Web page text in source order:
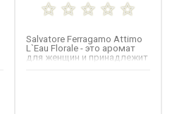
​Salvatore Ferragamo Attimo
L`Eau Florale​ - это аромат
для женщин и принадлежит